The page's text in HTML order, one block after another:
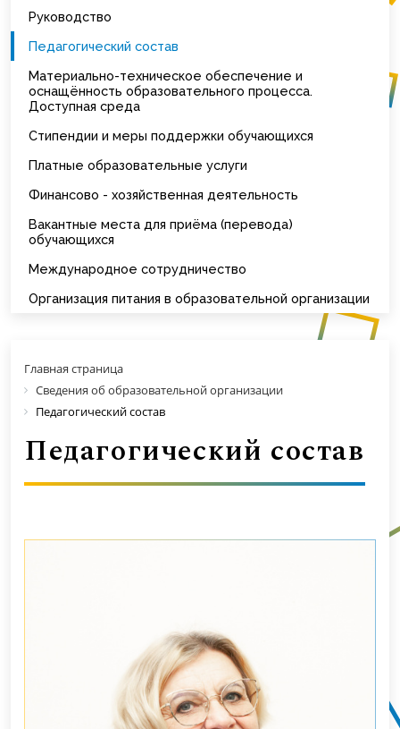
Руководство
Педагогический состав
Материально-техническое обеспечение и
оснащённость образовательного процесса.
Доступная среда
Стипендии и меры поддержки обучающихся
Платные образовательные услуги
Финансово - хозяйственная деятельность
Вакантные места для приёма (перевода)
обучающихся
Международное сотрудничество
Организация питания в образовательной организации
Главная страница
Сведения об образовательной организации
Педагогический состав
Педагогический состав